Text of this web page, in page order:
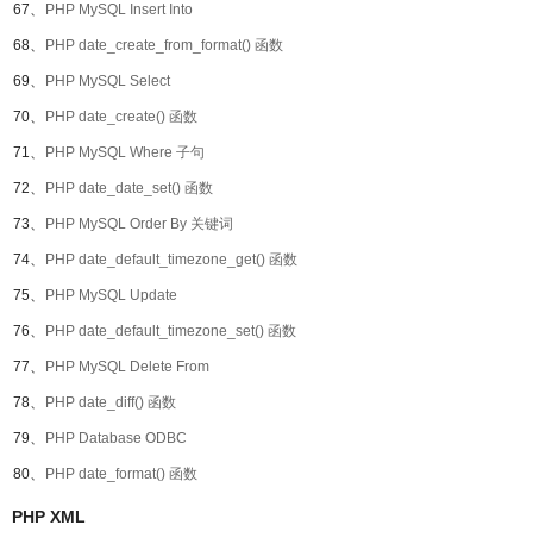
67、 PHP MySQL Insert Into
68、 PHP date_create_from_format() 函数
69、 PHP MySQL Select
70、 PHP date_create() 函数
71、 PHP MySQL Where 子句
72、 PHP date_date_set() 函数
73、 PHP MySQL Order By 关键词
74、 PHP date_default_timezone_get() 函数
75、 PHP MySQL Update
76、 PHP date_default_timezone_set() 函数
77、 PHP MySQL Delete From
78、 PHP date_diff() 函数
79、 PHP Database ODBC
80、 PHP date_format() 函数
PHP XML